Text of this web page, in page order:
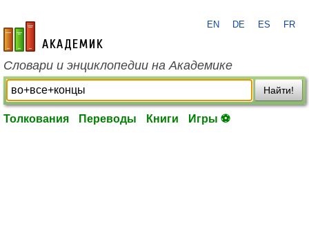
academic.ru
EN DE ES FR
Словари и энциклопедии на Академике
Найти!
Толкования Переводы Книги Игры ⚽